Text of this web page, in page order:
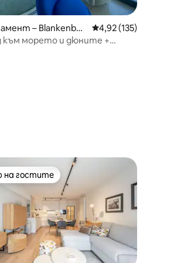
от 5, 214 отзива
– Blankenber
Средна оценка: 4,92
4,92 (135)
към морето и дюните +
на гостите
на гостите